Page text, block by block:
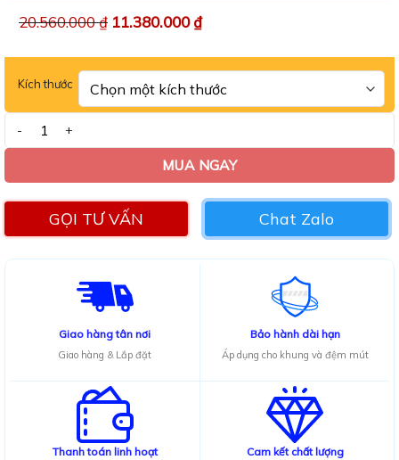
hạng
5
20.560.000₫ 11.380.000₫
Kích thước
Sofa băng Adora BA05 số lượng
MUA NGAY
GỌI TƯ VẤN Chat Zalo
Giao hàng tân nơi
Giao hàng & Lắp đặt
Bảo hành dài hạn
Áp dụng cho khung và đệm mút
Thanh toán linh hoạt Cam kết chất lượng